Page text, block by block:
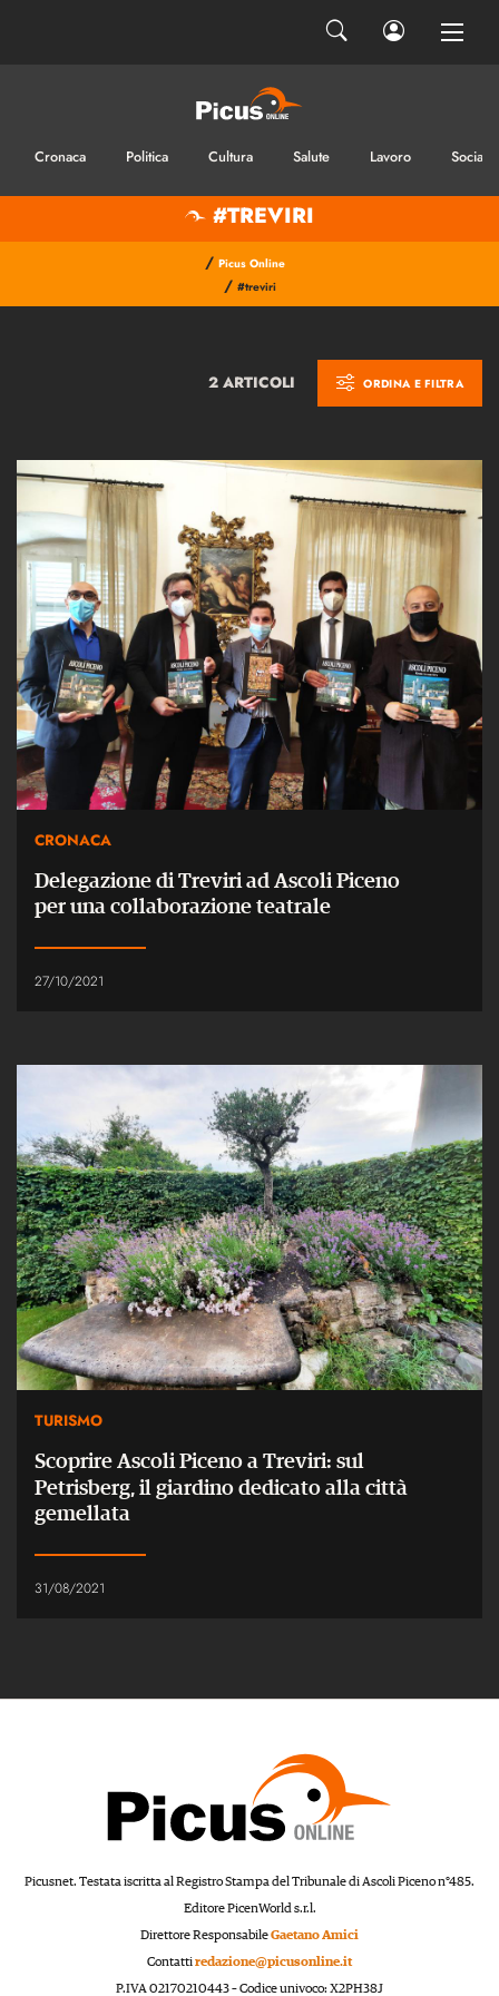
Cronaca Politica Cultura Salute Lavoro Sociale
#TREVIRI
/ Picus Online
/ #treviri
2 ARTICOLI ORDINA E FILTRA
CRONACA
Delegazione di Treviri ad Ascoli Piceno
per una collaborazione teatrale
27/10/2021
TURISMO
Scoprire Ascoli Piceno a Treviri: sul
Petrisberg, il giardino dedicato alla città
gemellata
31/08/2021
Picusnet. Testata iscritta al Registro Stampa del Tribunale di Ascoli Piceno n°485.
Editore PicenWorld s.r.l.
Direttore ResponsabileGaetano Amici
Contattiredazione@picusonline.it
P.IVA 02170210443 – Codice univoco: X2PH38J